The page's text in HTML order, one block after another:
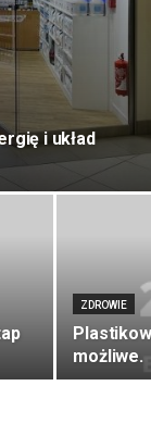
i układ
ZDROWIE
możliwe.